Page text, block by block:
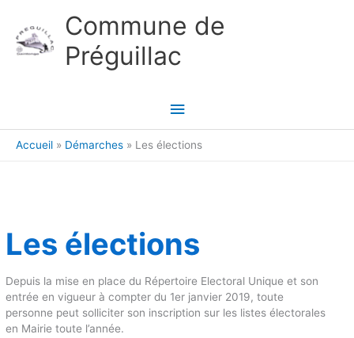
Commune de
Préguillac
Menu
principal
Accueil Démarches Les élections
Les élections
Depuis la mise en place du Répertoire Electoral Unique et son
entrée en vigueur à compter du 1er janvier 2019, toute
personne peut solliciter son inscription sur les listes électorales
en Mairie toute l’année.